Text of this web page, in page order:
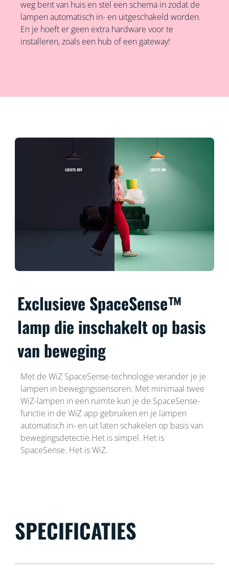
weg bent van huis en stel een schema in zodat de
lampen automatisch in- en uitgeschakeld worden.
En je hoeft er geen extra hardware voor te
installeren, zoals een hub of een gateway!
Exclusieve SpaceSense™
lamp die inschakelt op basis
van beweging
Met de WiZ SpaceSense-technologie verander je je
lampen in bewegingssensoren. Met minimaal twee
WiZ-lampen in een ruimte kun je de SpaceSense-
functie in de WiZ app gebruiken en je lampen
automatisch in- en uit laten schakelen op basis van
bewegingsdetectie.Het is simpel. Het is
SpaceSense. Het is WiZ.
SPECIFICATIES